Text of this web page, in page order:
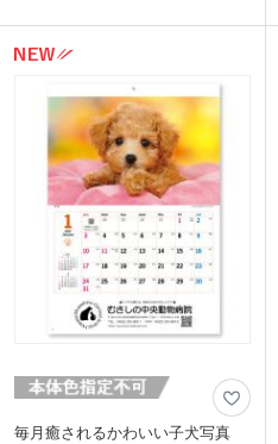
は1年365日の予定を書き込めるように
なっているので年間スケジュール表とし
ても使用可能です。
黒1色で各ページ下部に共通で印刷いた
します。企業名を入れて配布すれば、1
年間しっかりアピールできる人気のノベ
ルティアイテムです。
毎月癒されるかわいい子犬写真